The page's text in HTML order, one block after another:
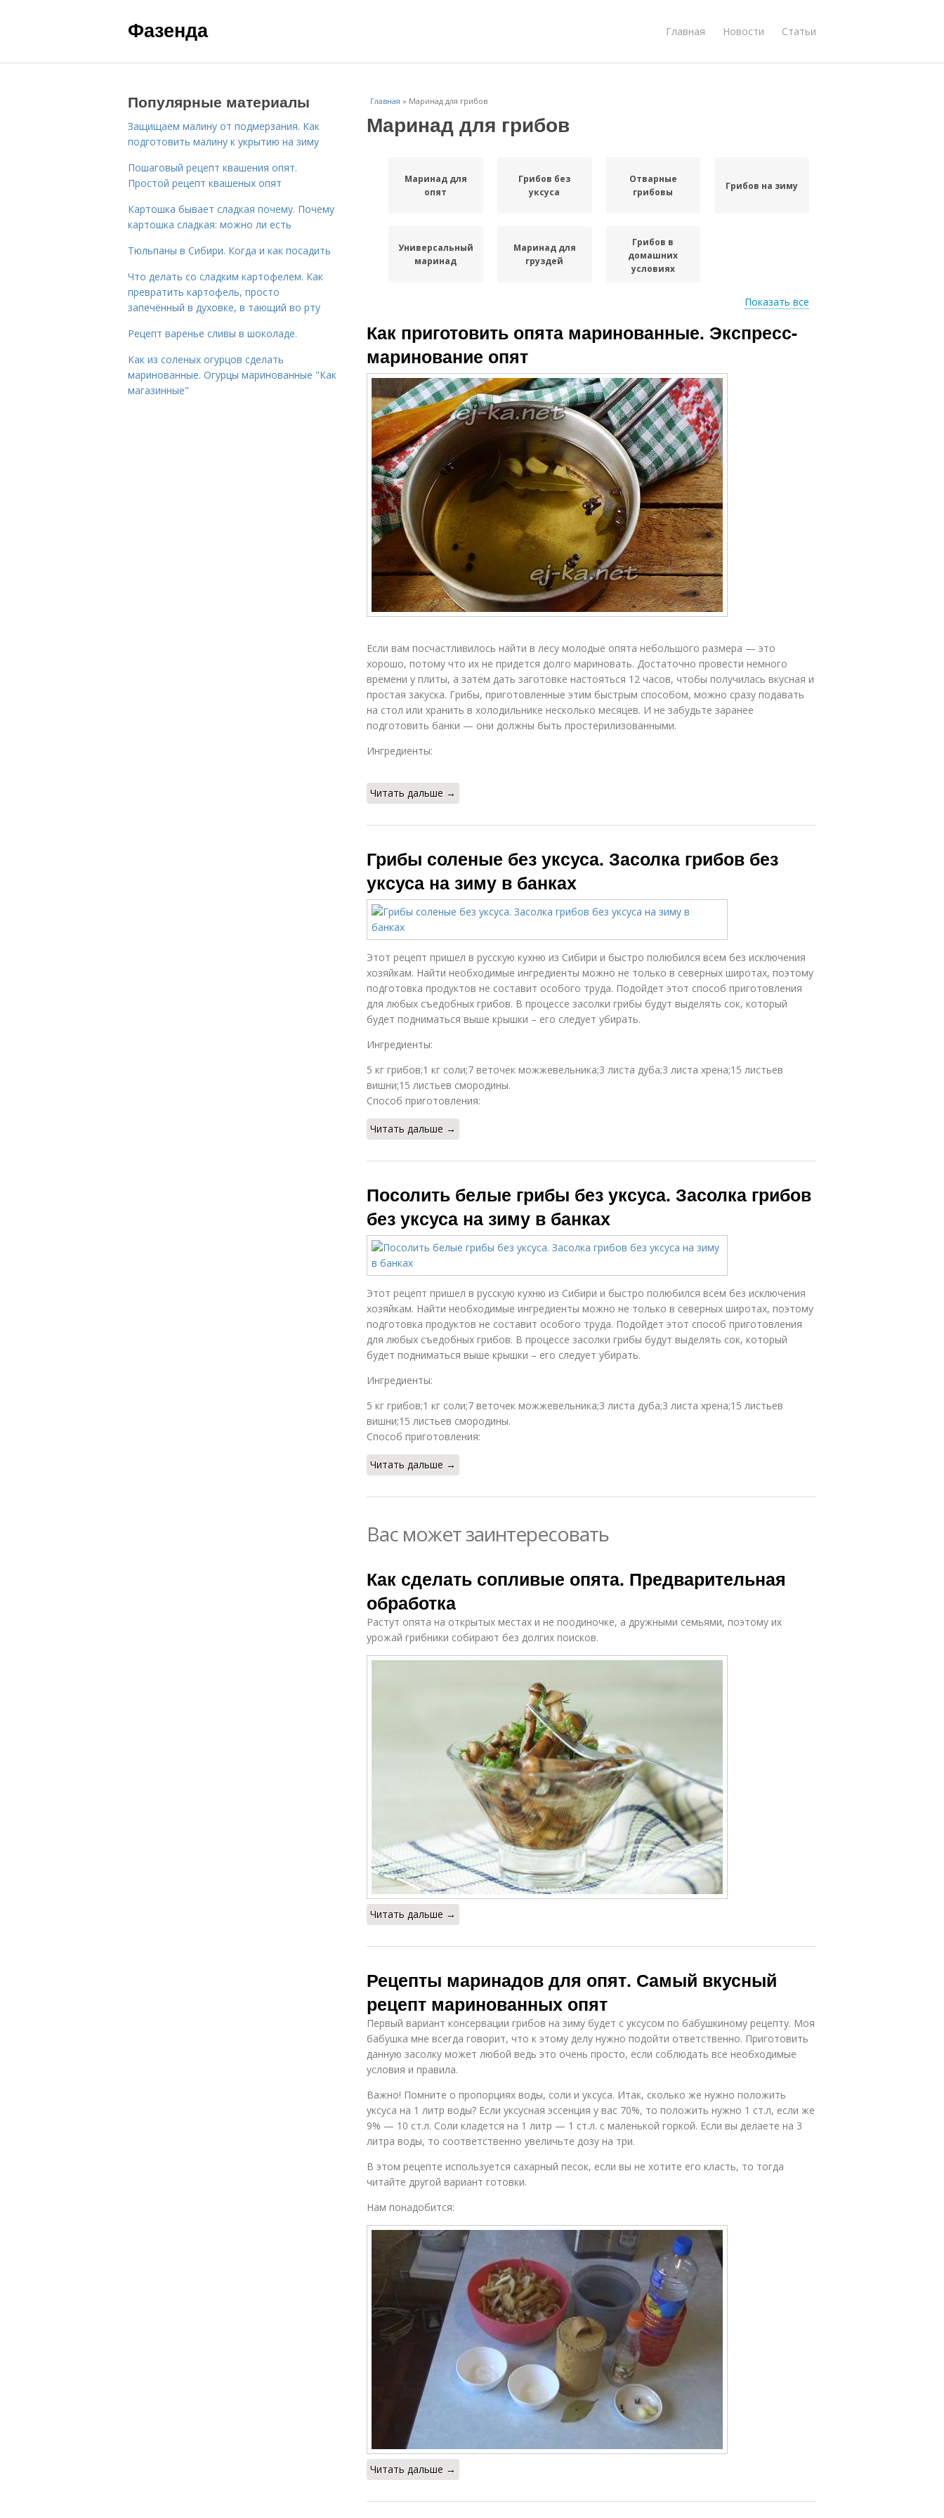
Фазенда Главная Новости Статьи
Главная » Маринад для грибов
Маринад для грибов
Маринад для
опят
Грибов без
уксуса
Отварные
грибовы
Грибов на зиму
Универсальный
маринад
Маринад для
груздей
Грибов в
домашних
условиях
Показать все
Как приготовить опята маринованные. Экспресс-
маринование опят
Если вам посчастливилось найти в лесу молодые опята небольшого размера — это
хорошо, потому что их не придется долго мариновать. Достаточно провести немного
времени у плиты, а затем дать заготовке настояться 12 часов, чтобы получилась вкусная и
простая закуска. Грибы, приготовленные этим быстрым способом, можно сразу подавать
на стол или хранить в холодильнике несколько месяцев. И не забудьте заранее
подготовить банки — они должны быть простерилизованными.
Ингредиенты:
Читать дальше →
Грибы соленые без уксуса. Засолка грибов без
уксуса на зиму в банках
Этот рецепт пришел в русскую кухню из Сибири и быстро полюбился всем без исключения
хозяйкам. Найти необходимые ингредиенты можно не только в северных широтах, поэтому
подготовка продуктов не составит особого труда. Подойдет этот способ приготовления
для любых съедобных грибов. В процессе засолки грибы будут выделять сок, который
будет подниматься выше крышки – его следует убирать.
Ингредиенты:
5 кг грибов;1 кг соли;7 веточек можжевельника;3 листа дуба;3 листа хрена;15 листьев
вишни;15 листьев смородины.
Способ приготовления:
Читать дальше →
Посолить белые грибы без уксуса. Засолка грибов
без уксуса на зиму в банках
Этот рецепт пришел в русскую кухню из Сибири и быстро полюбился всем без исключения
хозяйкам. Найти необходимые ингредиенты можно не только в северных широтах, поэтому
подготовка продуктов не составит особого труда. Подойдет этот способ приготовления
для любых съедобных грибов. В процессе засолки грибы будут выделять сок, который
будет подниматься выше крышки – его следует убирать.
Ингредиенты:
5 кг грибов;1 кг соли;7 веточек можжевельника;3 листа дуба;3 листа хрена;15 листьев
вишни;15 листьев смородины.
Способ приготовления:
Читать дальше →
Вас может заинтересовать
Как сделать сопливые опята. Предварительная
обработка
Растут опята на открытых местах и не поодиночке, а дружными семьями, поэтому их
урожай грибники собирают без долгих поисков.
Читать дальше →
Рецепты маринадов для опят. Самый вкусный
рецепт маринованных опят
Первый вариант консервации грибов на зиму будет с уксусом по бабушкиному рецепту. Моя
бабушка мне всегда говорит, что к этому делу нужно подойти ответственно. Приготовить
данную засолку может любой ведь это очень просто, если соблюдать все необходимые
условия и правила.
Важно! Помните о пропорциях воды, соли и уксуса. Итак, сколько же нужно положить
уксуса на 1 литр воды? Если уксусная эссенция у вас 70%, то положить нужно 1 ст.л, если же
9% — 10 ст.л. Соли кладется на 1 литр — 1 ст.л. с маленькой горкой. Если вы делаете на 3
литра воды, то соответственно увеличьте дозу на три.
В этом рецепте используется сахарный песок, если вы не хотите его класть, то тогда
читайте другой вариант готовки.
Нам понадобится:
Читать дальше →
Популярные материалы
Защищаем малину от подмерзания. Как
подготовить малину к укрытию на зиму
Пошаговый рецепт квашения опят.
Простой рецепт квашеных опят
Картошка бывает сладкая почему. Почему
картошка сладкая: можно ли есть
Тюльпаны в Сибири. Когда и как посадить
Что делать со сладким картофелем. Как
превратить картофель, просто
запечённый в духовке, в тающий во рту
Рецепт варенье сливы в шоколаде.
Как из соленых огурцов сделать
маринованные. Огурцы маринованные "Как
магазинные"